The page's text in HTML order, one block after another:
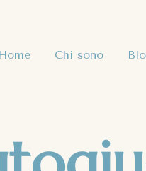
Home Chi sono